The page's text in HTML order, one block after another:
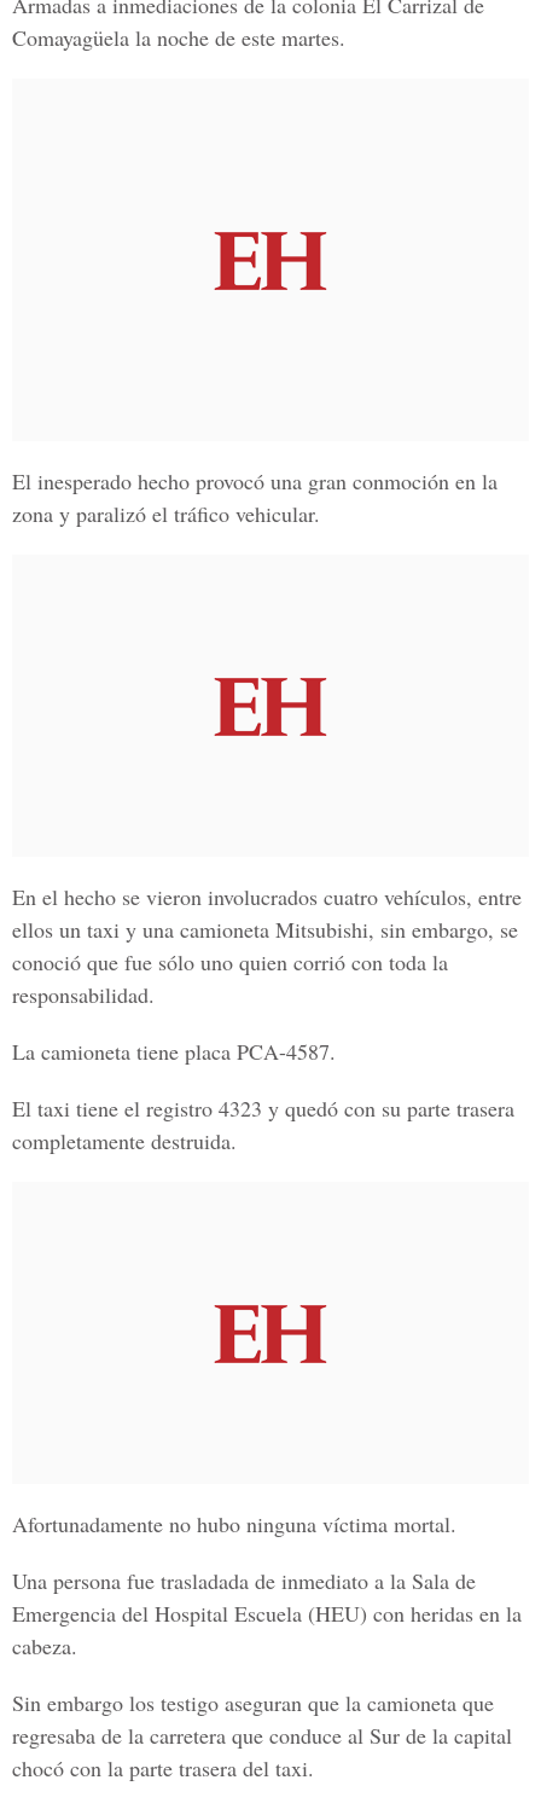
Comayagüela la noche de este martes.
El inesperado hecho provocó una gran conmoción en la
zona y paralizó el tráfico vehicular.
En el hecho se vieron involucrados cuatro vehículos, entre
ellos un taxi y una camioneta Mitsubishi, sin embargo, se
conoció que fue sólo uno quien corrió con toda la
responsabilidad.
La camioneta tiene placa PCA-4587.
El taxi tiene el registro 4323 y quedó con su parte trasera
completamente destruida.
Afortunadamente no hubo ninguna víctima mortal.
Una persona fue trasladada de inmediato a la Sala de
Emergencia del Hospital Escuela (HEU) con heridas en la
cabeza.
Sin embargo los testigo aseguran que la camioneta que
regresaba de la carretera que conduce al Sur de la capital
chocó con la parte trasera del taxi.